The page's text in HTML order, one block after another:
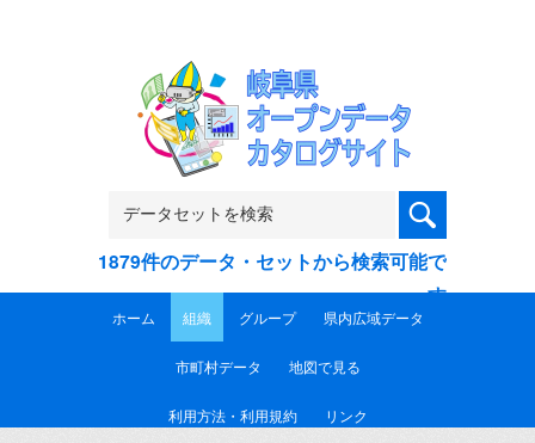
1879件のデータ・セットから検索可能で
す
ホーム 組織 グループ 県内広域データ
市町村データ 地図で見る
利用方法・利用規約 リンク